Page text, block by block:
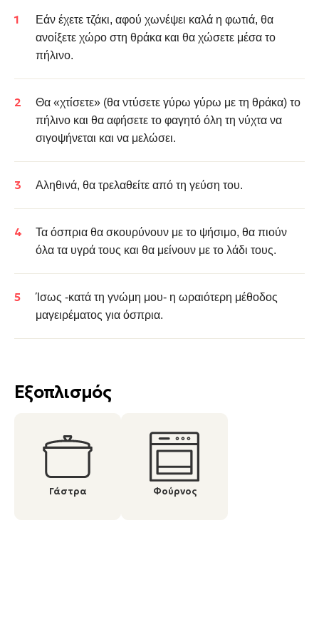
Εξοπλισμός
Γάστρα Φούρνος
Εάν έχετε τζάκι, αφού χωνέψει καλά η φωτιά, θα
ανοίξετε χώρο στη θράκα και θα χώσετε μέσα το
πήλινο.
Θα «χτίσετε» (θα ντύσετε γύρω γύρω με τη θράκα) το
πήλινο και θα αφήσετε το φαγητό όλη τη νύχτα να
σιγοψήνεται και να μελώσει.
Αληθινά, θα τρελαθείτε από τη γεύση του.
Τα όσπρια θα σκουρύνουν με το ψήσιμο, θα πιούν
όλα τα υγρά τους και θα μείνουν με το λάδι τους.
Ίσως -κατά τη γνώμη μου- η ωραιότερη μέθοδος
μαγειρέματος για όσπρια.